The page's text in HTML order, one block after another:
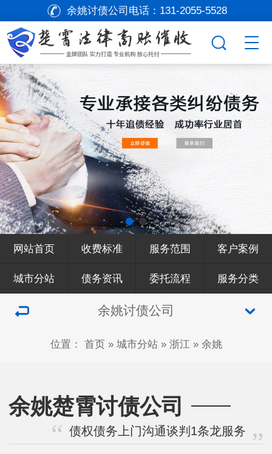
余姚讨债公司电话： 131-2055-5528
网站首页 收费标准 服务范围 客户案例
城市分站 债务资讯 委托流程 服务分类
余姚讨债公司
位置： 首页» 城市分站» 浙江» 余姚
余姚楚霄讨债公司
债权债务上门沟通谈判1条龙服务